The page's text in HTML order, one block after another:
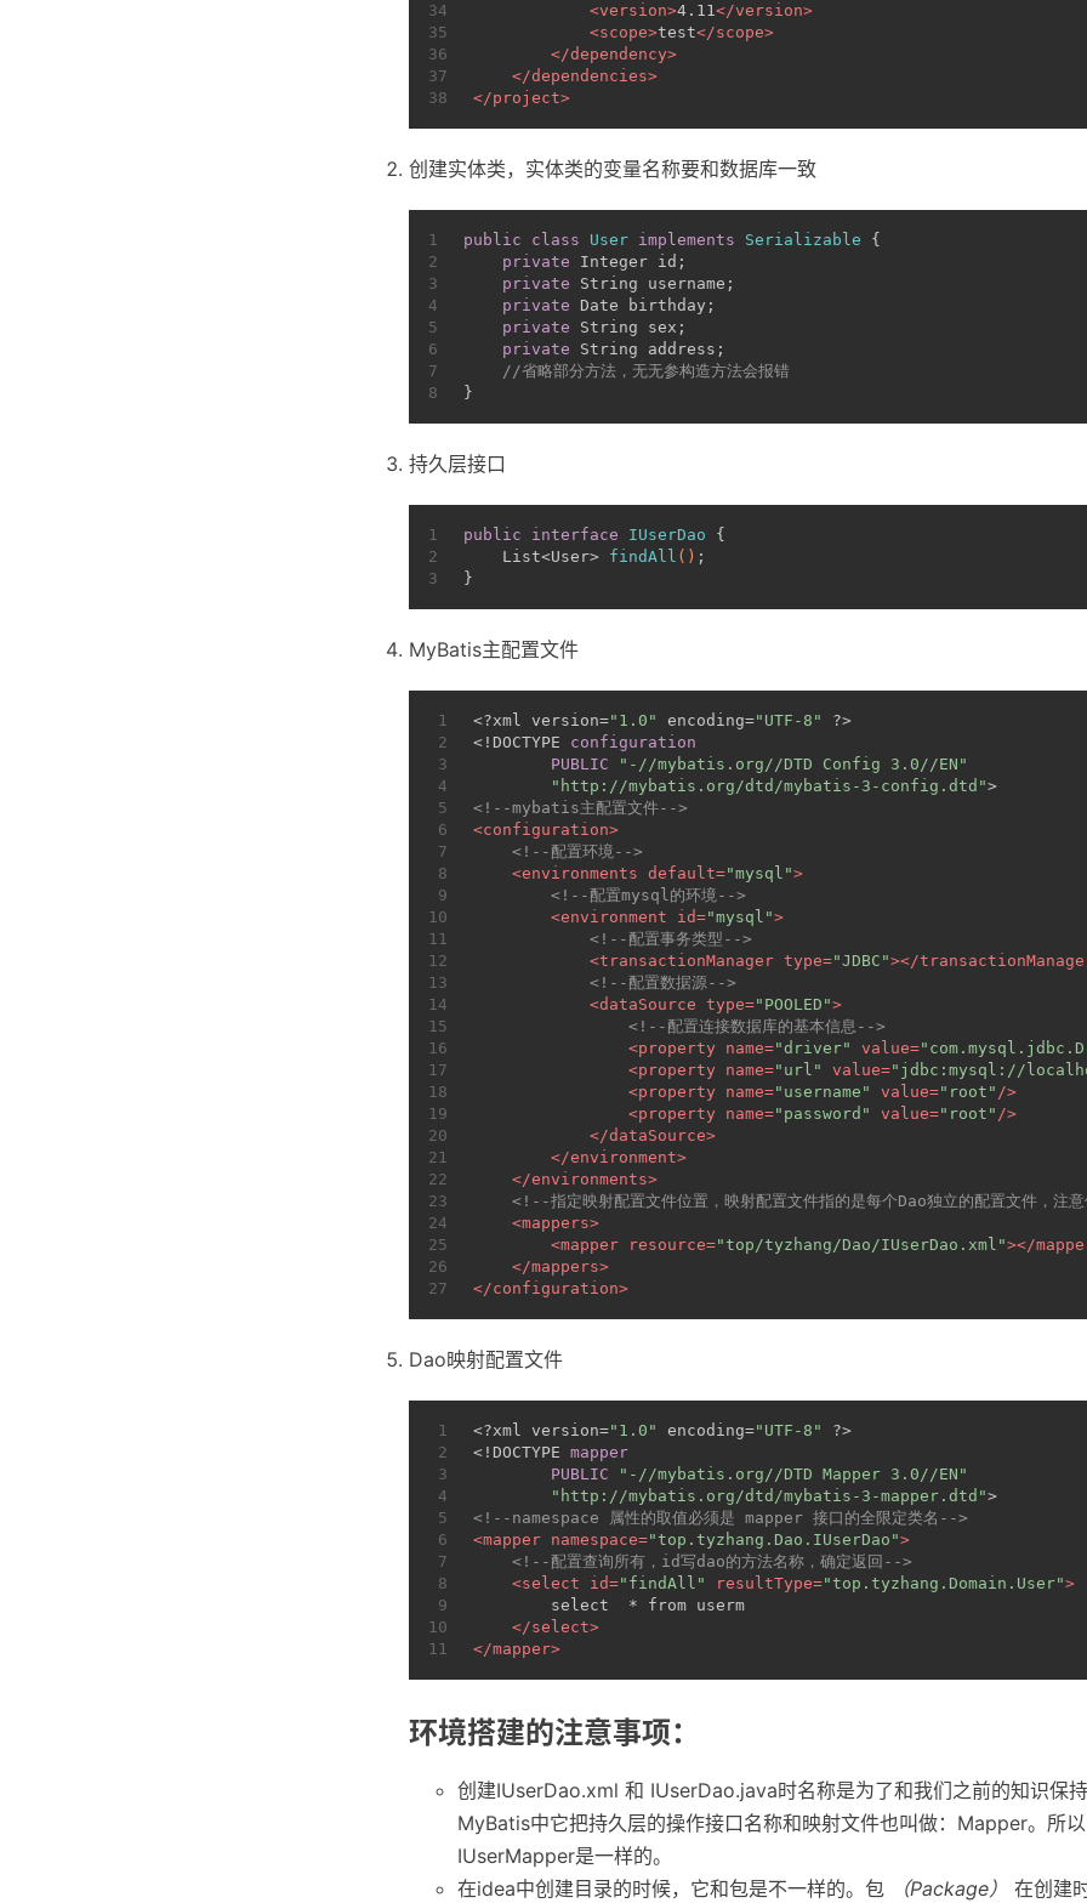
34
35
36
37
38
<version>4.11</version>
<scope>test</scope>
</dependency>
</dependencies>
</project>
创建实体类，实体类的变量名称要和数据库一致
1
2
3
4
5
6
7
8
public class User implements Serializable {
private Integer id;
private String username;
private Date birthday;
private String sex;
private String address;
//省略部分方法，无无参构造方法会报错
}
持久层接口
1
2
3
public interface IUserDao {
    List<User>
findAll () ;
}
MyBatis主配置文件
1
2
3
4
5
6
7
8
9
10
11
12
13
14
15
16
17
18
19
20
21
22
23
24
25
26
27
<?xml version="1.0" encoding="UTF-8"
?>
<!DOCTYPE configuration
PUBLIC
"-//mybatis.org//DTD Config 3.0//EN"
"http://mybatis.org/dtd/mybatis-3-config.dtd">
<!--mybatis主配置文件-->
<configuration>
<!--配置环境-->
<environments default="mysql">
<!--配置mysql的环境-->
<environment id="mysql">
<!--配置事务类型-->
<transactionManager type="JDBC"></
<!--配置数据源-->
<dataSource type="POOLED">
<!--配置连接数据库的基本信息-->
<property name="driver" value=
<property name="url" value="jdbc:mysql://
<property name="username" value="root" />
<property name="password" value="root" />
</dataSource>
</environment>
</environments>
<!--指定映射配置文件位置，映射配置文件指的是每个Dao独立的配置文件，注
<mappers>
<mapper resource="top/tyzhang/Dao/IUserDao.xml"></
</mappers>
</configuration>
Dao映射配置文件
1
2
3
4
5
6
7
8
9
10
11
<?xml version="1.0" encoding="UTF-8"
?>
<!DOCTYPE mapper
PUBLIC
"-//mybatis.org//DTD Mapper 3.0//EN"
"http://mybatis.org/dtd/mybatis-3-mapper.dtd">
<!--namespace 属性的取值必须是 mapper 接口的全限定类名-->
<mapper namespace="top.tyzhang.Dao.IUserDao">
<!--配置查询所有，id写dao的方法名称，确定返回-->
<select id="findAll" resultType="top.tyzhang.Domain.User">
        select  * from userm
</select>
</mapper>
环境搭建的注意事项：
创建IUserDao.xml 和 IUserDao.java时名称是为了和我们之前的知识保
MyBatis中它把持久层的操作接口名称和映射文件也叫做：Mapper。所
IUserMapper是一样的。
在idea中创建目录的时候，它和包是不一样的。包
（Package） 在创建时